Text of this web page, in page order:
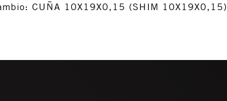
CUÑA 10X19X0,15 (SHIM 10X19X0,15)